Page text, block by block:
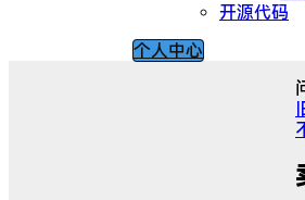
开源代码
个人中心